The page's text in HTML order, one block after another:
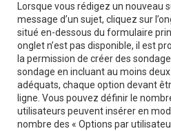
Lorsque vous rédigez un
message d’un sujet, cliquez sur
situé en-dessous du formulaire
onglet n’est pas disponible, il est
la permission de créer des
sondage en incluant au moins
adéquats, chaque option devant
ligne. Vous pouvez définir le
utilisateurs peuvent insérer en
nombre des « Options par